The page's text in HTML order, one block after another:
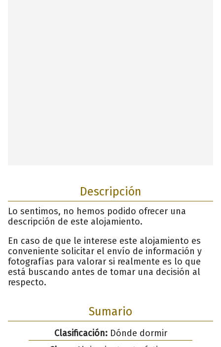
Descripción
Lo sentimos, no hemos podido ofrecer una
descripción de este alojamiento.
En caso de que le interese este alojamiento es
conveniente solicitar el envío de información y
fotografías para valorar si realmente es lo que
está buscando antes de tomar una decisión al
respecto.
Sumario
Clasificación:Dónde dormir